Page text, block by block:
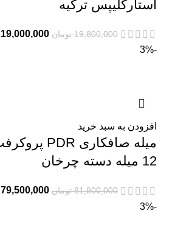
استارکلیپس ترکیه
19,800,000 تومان 19,000,000
-3%
افزودن به سبد خرید
12 میله دسته چرخان
81,800,000 تومان 79,500,000
-3%